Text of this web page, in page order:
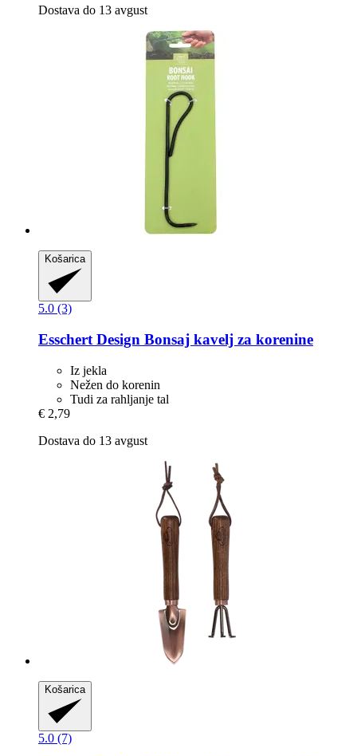
Dostava do 13 avgust
Košarica
5.0 (3)
Esschert Design Bonsaj kavelj za korenine
Iz jekla
Nežen do korenin
Tudi za rahljanje tal
€ 2,79
Dostava do 13 avgust
Košarica
5.0 (7)